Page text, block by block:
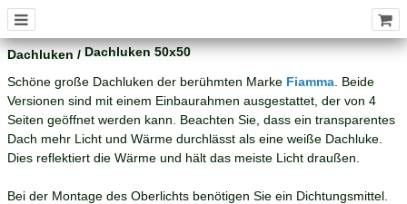
Dachluken/ Dachluken 50x50
Schöne große Dachluken der berühmten Marke Fiamma . Beide
Versionen sind mit einem Einbaurahmen ausgestattet, der von 4
Seiten geöffnet werden kann. Beachten Sie, dass ein transparentes
Dach mehr Licht und Wärme durchlässt als eine weiße Dachluke.
Dies reflektiert die Wärme und hält das meiste Licht draußen.
Bei der Montage des Oberlichts benötigen Sie ein Dichtungsmittel.